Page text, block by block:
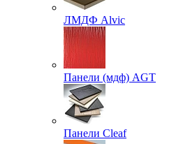
ЛМДФ Alvic
Панели (мдф) AGT
Панели Cleaf